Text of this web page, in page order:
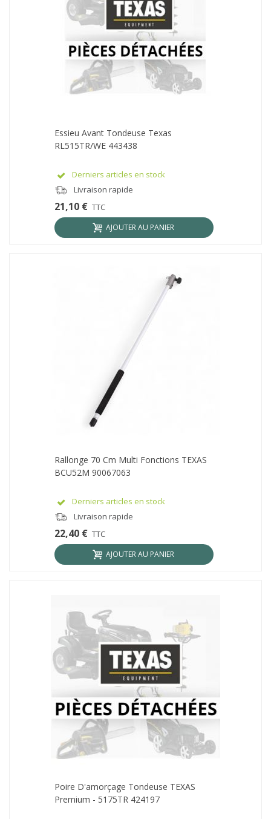
Essieu Avant Tondeuse Texas
RL515TR/WE 443438
Derniers articles en stock
Livraison rapide
21,10 € TTC
AJOUTER AU PANIER
Rallonge 70 Cm Multi Fonctions TEXAS
BCU52M 90067063
Derniers articles en stock
Livraison rapide
22,40 € TTC
AJOUTER AU PANIER
Poire D'amorçage Tondeuse TEXAS
Premium - 5175TR 424197